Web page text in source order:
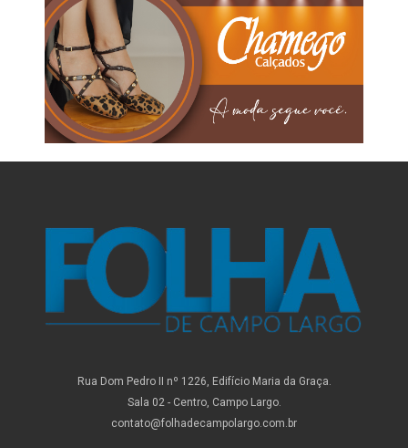
Rua Dom Pedro II nº 1226, Edifício Maria da Graça.
Sala 02 - Centro, Campo Largo.
contato@folhadecampolargo.com.br